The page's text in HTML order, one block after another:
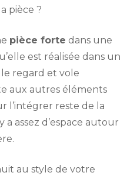
pièce ?
pièce forte dans une
est réalisée dans un
regard et vole
aux autres éléments
l’intégrer reste de la
assez d’espace autour
au style de votre